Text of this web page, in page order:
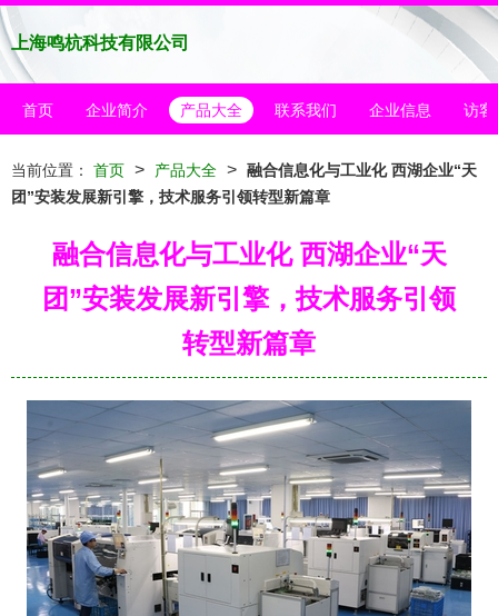
上海鸣杭科技有限公司
首页 企业简介 产品大全 联系我们 企业信息 访客
当前位置： 首页 > 产品大全 > 融合信息化与工业化 西湖企业“天
团”安装发展新引擎，技术服务引领转型新篇章
融合信息化与工业化 西湖企业“天
团”安装发展新引擎，技术服务引领
转型新篇章